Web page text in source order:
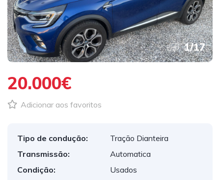
1/17
20.000€
Adicionar aos favoritos
Tipo de condução:
Tração Dianteira
Transmissão:
Automatica
Condição:
Usados